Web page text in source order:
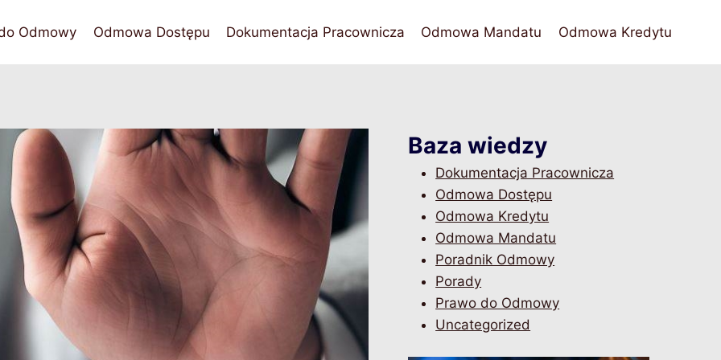
Odmowy Odmowa Dostępu Dokumentacja Pracownicza Odmowa Mandatu Odmowa Kredytu
Baza wiedzy
Dokumentacja Pracownicza
Odmowa Dostępu
Odmowa Kredytu
Odmowa Mandatu
Poradnik Odmowy
Porady
Prawo do Odmowy
Uncategorized